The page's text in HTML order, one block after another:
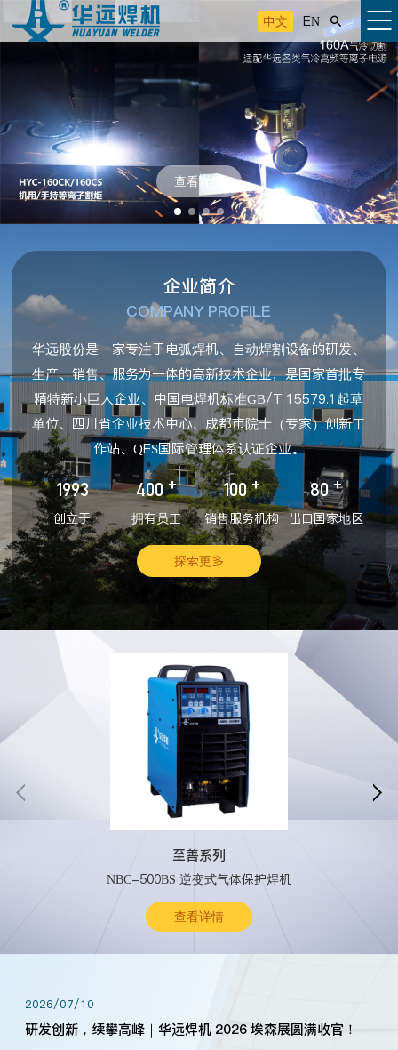
中文 EN 
查看详情
企业简介
COMPANY PROFILE
华远股份是一家专注于电弧焊机、自动焊割设备的研发、
生产、销售、服务为一体的高新技术企业，是国家首批专
精特新小巨人企业、中国电焊机标准GB/T 15579.1起草
单位、四川省企业技术中心、成都市院士（专家）创新工
作站、QES国际管理体系认证企业。
1993
创立于
400 +
拥有员工
100 +
销售服务机构
80 +
出口国家地区
探索更多
至善系列
NBC-500BS 逆变式气体保护焊机
查看详情
 
2026/07/10
研发创新，续攀高峰｜华远焊机 2026 埃森展圆满收官！